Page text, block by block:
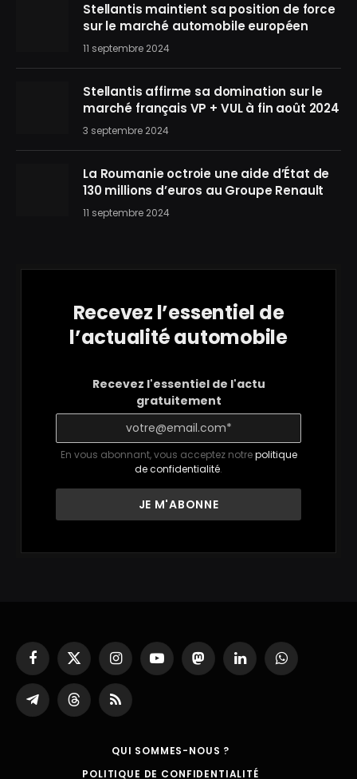
Stellantis maintient sa position de force
sur le marché automobile européen
11 septembre 2024
Stellantis affirme sa domination sur le
marché français VP + VUL à fin août 2024
3 septembre 2024
La Roumanie octroie une aide d’État de
130 millions d’euros au Groupe Renault
11 septembre 2024
Recevez l’essentiel de
l’actualité automobile
Recevez l'essentiel de l'actu
gratuitement
En vous abonnant, vous acceptez notrepolitique
de confidentialité.
Facebook
X
(Twitter)
InstagramYouTubeMastodonLinkedInWhatsApp
Partager
sur
ThreadsRSS
QUI SOMMES-NOUS ?
POLITIQUE DE CONFIDENTIALITÉ